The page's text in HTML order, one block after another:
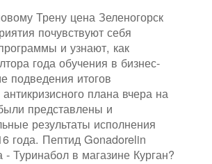
Трену цена Зеленогорск
почувствуют себя
и узнают, как
года обучения в бизнес-
подведения итогов
плана вчера на
представлены и
результаты исполнения
года. Пептид Gonadorelin
Туринабол в магазине Курган?